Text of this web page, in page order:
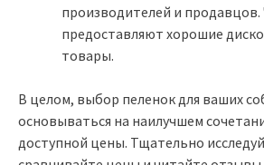
производителей и продавцов.
предоставляют хорошие
товары.
В целом, выбор пеленок для ваших
основываться на наилучшем
доступной цены. Тщательно